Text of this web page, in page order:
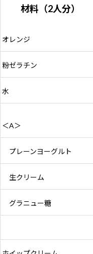
材料（2人分）
オレンジ
粉ゼラチン
水
＜A＞
プレーンヨーグルト
生クリーム
グラニュー糖